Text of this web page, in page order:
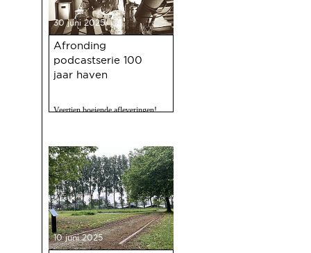
30 juni 2025
Afronding
podcastserie 100
jaar haven
Veertien boeiende afleveringen!
10 juni 2025